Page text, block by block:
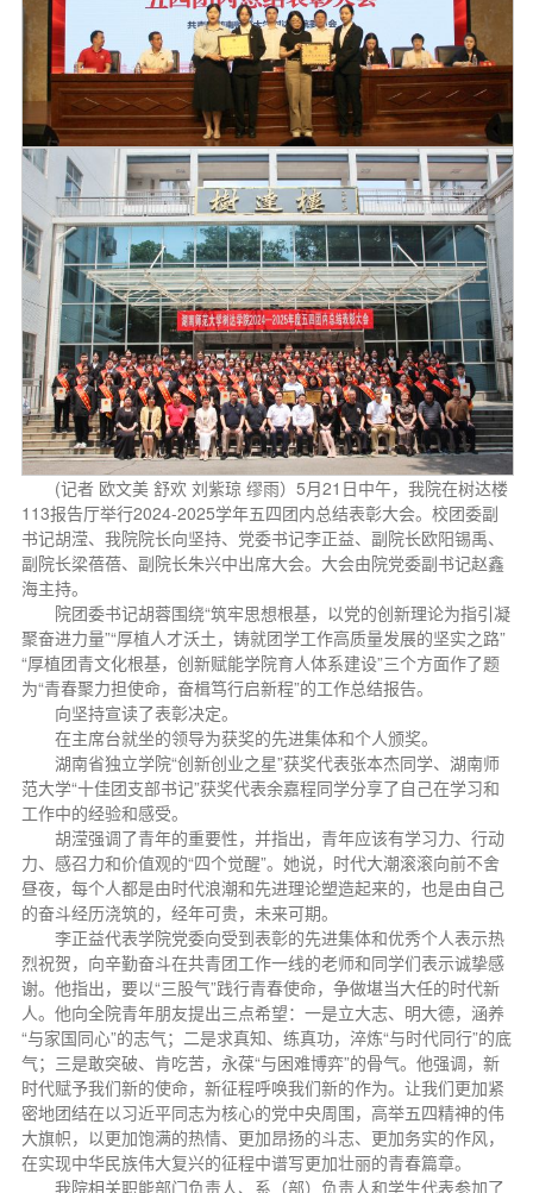
(记者 欧文美 舒欢 刘紫琼 缪雨）5月21日中午，我院在树达楼
113报告厅举行2024-2025学年五四团内总结表彰大会。校团委副
书记胡滢、我院院长向坚持、党委书记李正益、副院长欧阳锡禹、
副院长梁蓓蓓、副院长朱兴中出席大会。大会由院党委副书记赵鑫
海主持。
院团委书记胡蓉围绕“筑牢思想根基，以党的创新理论为指引凝
聚奋进力量”“厚植人才沃土，铸就团学工作高质量发展的坚实之路”
“厚植团青文化根基，创新赋能学院育人体系建设”三个方面作了题
为“青春聚力担使命，奋楫笃行启新程”的工作总结报告。
向坚持宣读了表彰决定。
在主席台就坐的领导为获奖的先进集体和个人颁奖。
湖南省独立学院“创新创业之星”获奖代表张本杰同学、湖南师
范大学“十佳团支部书记”获奖代表余嘉程同学分享了自己在学习和
工作中的经验和感受。
胡滢强调了青年的重要性，并指出，青年应该有学习力、行动
力、感召力和价值观的“四个觉醒”。她说，时代大潮滚滚向前不舍
昼夜，每个人都是由时代浪潮和先进理论塑造起来的，也是由自己
的奋斗经历浇筑的，经年可贵，未来可期。
李正益代表学院党委向受到表彰的先进集体和优秀个人表示热
烈祝贺，向辛勤奋斗在共青团工作一线的老师和同学们表示诚挚感
谢。他指出，要以“三股气”践行青春使命，争做堪当大任的时代新
人。他向全院青年朋友提出三点希望：一是立大志、明大德，涵养
“与家国同心”的志气；二是求真知、练真功，淬炼“与时代同行”的底
气；三是敢突破、肯吃苦，永葆“与困难博弈”的骨气。他强调，新
时代赋予我们新的使命，新征程呼唤我们新的作为。让我们更加紧
密地团结在以习近平同志为核心的党中央周围，高举五四精神的伟
大旗帜，以更加饱满的热情、更加昂扬的斗志、更加务实的作风，
在实现中华民族伟大复兴的征程中谱写更加壮丽的青春篇章。
我院相关职能部门负责人、系（部）负责人和学生代表参加了